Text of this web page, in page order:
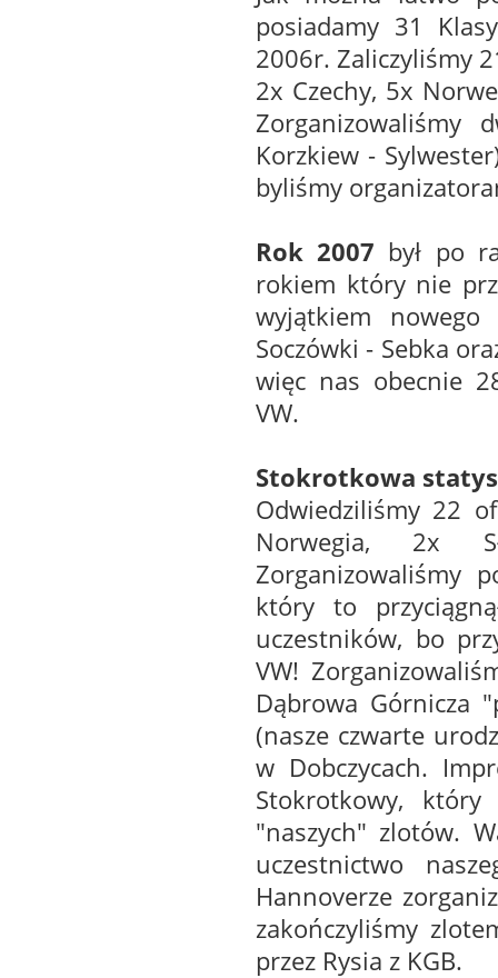
posiadamy 31
2006r. Zaliczyliśmy
2x Czechy, 5x
Zorganizowaliśmy
Korzkiew -
byliśmy
Rok 2007 był po
rokiem który nie
wyjątkiem nowego
Soczówki - Sebka
więc nas obecnie
VW.
Stokrotkowa
Odwiedziliśmy 22
Norwegia, 2x
Zorganizowaliśmy
który to
uczestników, bo
VW!
Dąbrowa Górnicza
(nasze czwarte
w Dobczycach.
Stokrotkowy, który
"naszych" zlotów.
uczestnictwo
Hannoverze
zakończyliśmy
przez Rysia z KGB.